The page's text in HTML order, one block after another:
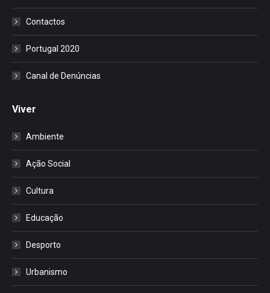
Contactos
Portugal 2020
Canal de Denúncias
Viver
Ambiente
Ação Social
Cultura
Educação
Desporto
Urbanismo